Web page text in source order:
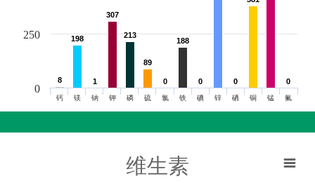
8
8
198
198
1
1
307
307
213
213
89
89
0
0
188
188
0
0 0
0 0
0
钙 镁 钠 钾 磷 硫 氯 铁 碘 锌 硒 铜 锰 氟
0
250
维生素